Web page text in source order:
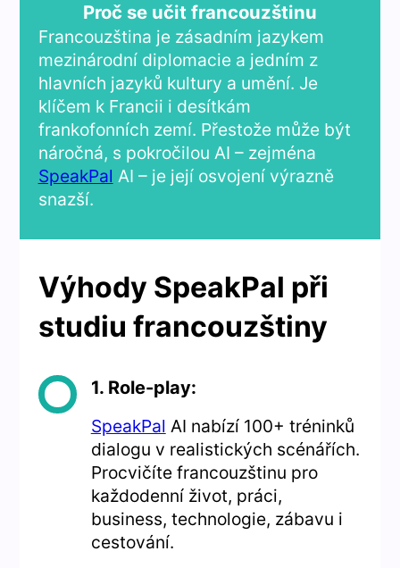
Proč se učit francouzštinu
Francouzština je zásadním jazykem
mezinárodní diplomacie a jedním z
hlavních jazyků kultury a umění. Je
klíčem k Francii i desítkám
frankofonních zemí. Přestože může být
náročná, s pokročilou AI – zejména
SpeakPal AI – je její osvojení výrazně
snazší.
Výhody SpeakPal při
studiu francouzštiny
1. Role-play:
SpeakPal AI nabízí 100+ tréninků
dialogu v realistických scénářích.
Procvičíte francouzštinu pro
každodenní život, práci,
business, technologie, zábavu i
cestování.